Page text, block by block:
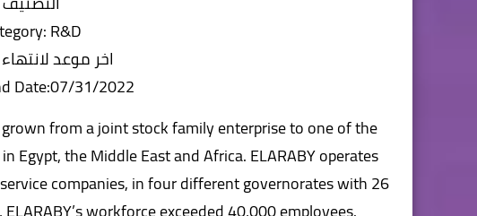
R&D
اخر موعد لانتهاء
Date:07/31/2022
from a joint stock family enterprise to one of the
Egypt, the Middle East and Africa. ELARABY operates
companies, in four different governorates with 26